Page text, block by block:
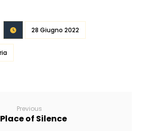
28 Giugno 2022
Previous
of Silence